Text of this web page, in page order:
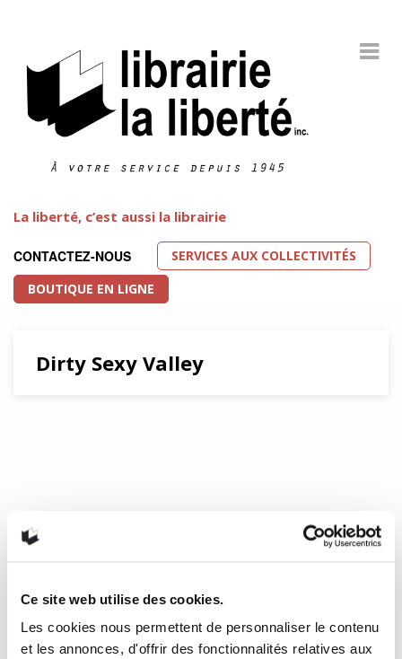
Ce site web utilise des cookies.
Les cookies nous permettent de personnaliser le contenu
et les annonces, d'offrir des fonctionnalités relatives aux
La liberté, c’est aussi la librairie
CONTACTEZ-NOUS
SERVICES AUX COLLECTIVITÉS
BOUTIQUE EN LIGNE
Dirty Sexy Valley
auteur, Olivier Bruneau, a visionné les films d’horreur
américains de l’âge d’or du slasher (début des années 1980)
et les films dits eurothrash (particulièrement du cinéma
notes. Comme si cela ne suffisait pas, l’auteur profite de la
liberté relative que lui donne l’écriture et multiplie les effets
gores, les scènes de sexe et les séances de torture à un
rythme qui laisse le lecteur pratiquement essoufflé.